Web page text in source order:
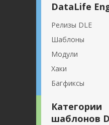
DataLife
Релизы DLE
Шаблоны
Модули
Хаки
Багфиксы
Категории
шаблонов